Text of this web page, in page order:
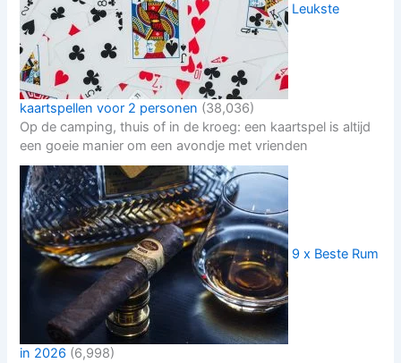
Leukste
kaartspellen voor 2 personen (38,036)
Op de camping, thuis of in de kroeg: een kaartspel is altijd
een goeie manier om een avondje met vrienden
9 x Beste Rum
in 2026 (6,998)